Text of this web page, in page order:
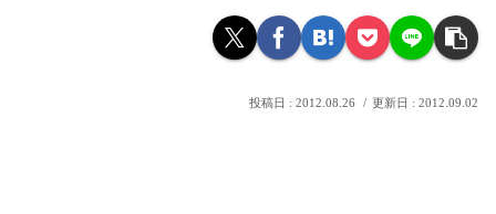
2012.08.26 2012.09.02